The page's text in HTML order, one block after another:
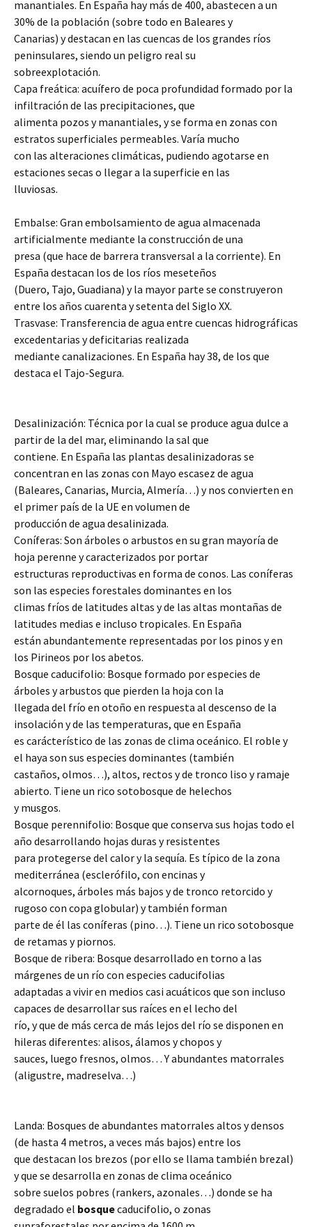
manantiales. En España hay más de 400, abastecen a un
30% de la población (sobre todo en Baleares y
Canarias) y destacan en las cuencas de los grandes ríos
peninsulares, siendo un peligro real su
sobreexplotación.
Capa freática: acuífero de poca profundidad formado por la
infiltración de las precipitaciones, que
alimenta pozos y manantiales, y se forma en zonas con
estratos superficiales permeables. Varía mucho
con las alteraciones climáticas, pudiendo agotarse en
estaciones secas o llegar a la superficie en las
lluviosas.
Embalse: Gran embolsamiento de agua almacenada
artificialmente mediante la construcción de una
presa (que hace de barrera transversal a la corriente). En
España destacan los de los ríos meseteños
(Duero, Tajo, Guadiana) y la mayor parte se construyeron
entre los años cuarenta y setenta del Siglo XX.
Trasvase: Transferencia de agua entre cuencas hidrográficas
excedentarias y deficitarias realizada
mediante canalizaciones. En España hay 38, de los que
destaca el Tajo-Segura.
Desalinización: Técnica por la cual se produce agua dulce a
partir de la del mar, eliminando la sal que
contiene. En España las plantas desalinizadoras se
concentran en las zonas con Mayo escasez de agua
(Baleares, Canarias, Murcia, Almería…) y nos convierten en
el primer país de la UE en volumen de
producción de agua desalinizada.
Coníferas: Son árboles o arbustos en su gran mayoría de
hoja perenne y caracterizados por portar
estructuras reproductivas en forma de conos. Las coníferas
son las especies forestales dominantes en los
climas fríos de latitudes altas y de las altas montañas de
latitudes medias e incluso tropicales. En España
están abundantemente representadas por los pinos y en
los Pirineos por los abetos.
Bosque caducifolio: Bosque formado por especies de
árboles y arbustos que pierden la hoja con la
llegada del frío en otoño en respuesta al descenso de la
insolación y de las temperaturas, que en España
es carácterístico de las zonas de clima oceánico. El roble y
el haya son sus especies dominantes (también
castaños, olmos…), altos, rectos y de tronco liso y ramaje
abierto. Tiene un rico sotobosque de helechos
y musgos.
Bosque perennifolio: Bosque que conserva sus hojas todo el
año desarrollando hojas duras y resistentes
para protegerse del calor y la sequía. Es típico de la zona
mediterránea (esclerófilo, con encinas y
alcornoques, árboles más bajos y de tronco retorcido y
rugoso con copa globular) y también forman
parte de él las coníferas (pino…). Tiene un rico sotobosque
de retamas y piornos.
Bosque de ribera: Bosque desarrollado en torno a las
márgenes de un río con especies caducifolias
adaptadas a vivir en medios casi acuáticos que son incluso
capaces de desarrollar sus raíces en el lecho del
río, y que de más cerca de más lejos del río se disponen en
hileras diferentes: alisos, álamos y chopos y
sauces, luego fresnos, olmos… Y abundantes matorrales
(aligustre, madreselva…)
Landa: Bosques de abundantes matorrales altos y densos
(de hasta 4 metros, a veces más bajos) entre los
que destacan los brezos (por ello se llama también brezal)
y que se desarrolla en zonas de clima oceánico
sobre suelos pobres (rankers, azonales…) donde se ha
degradado el bosquecaducifolio, o zonas